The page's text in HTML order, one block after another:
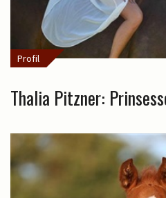
Profil
Thalia Pitzner: